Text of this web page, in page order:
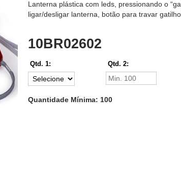
Lanterna plástica com leds, pressionando o
ligar/desligar lanterna, botão para travar
10BR02602
Qtd. 1: Qtd. 2:
Quantidade Mínima: 100